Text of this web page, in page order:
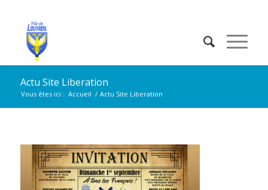
Actu Site Liberation
Vous êtes ici : Accueil / Actu Site Liberation